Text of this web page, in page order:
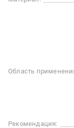
Область
Рекомендация: